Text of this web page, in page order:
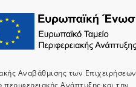
Αναβάθμισης των Επιχειρήσεων